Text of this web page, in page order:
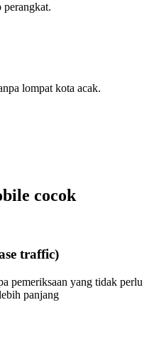
perangkat.
lompat kota acak.
cocok
traffic)
pemeriksaan yang tidak perlu
panjang